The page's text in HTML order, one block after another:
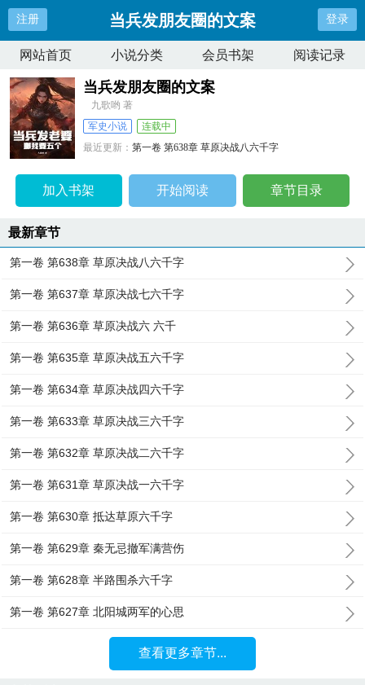
注册 当兵发朋友圈的文案 登录
网站首页 小说分类 会员书架 阅读记录
当兵发朋友圈的文案
九歌哟 著
军史小说
连载中
最近更新：第一卷 第638章 草原决战八六千字
加入书架 开始阅读 章节目录
最新章节
第一卷 第638章 草原决战八六千字
第一卷 第637章 草原决战七六千字
第一卷 第636章 草原决战六 六千
第一卷 第635章 草原决战五六千字
第一卷 第634章 草原决战四六千字
第一卷 第633章 草原决战三六千字
第一卷 第632章 草原决战二六千字
第一卷 第631章 草原决战一六千字
第一卷 第630章 抵达草原六千字
第一卷 第629章 秦无忌撤军满营伤
第一卷 第628章 半路围杀六千字
第一卷 第627章 北阳城两军的心思
查看更多章节...